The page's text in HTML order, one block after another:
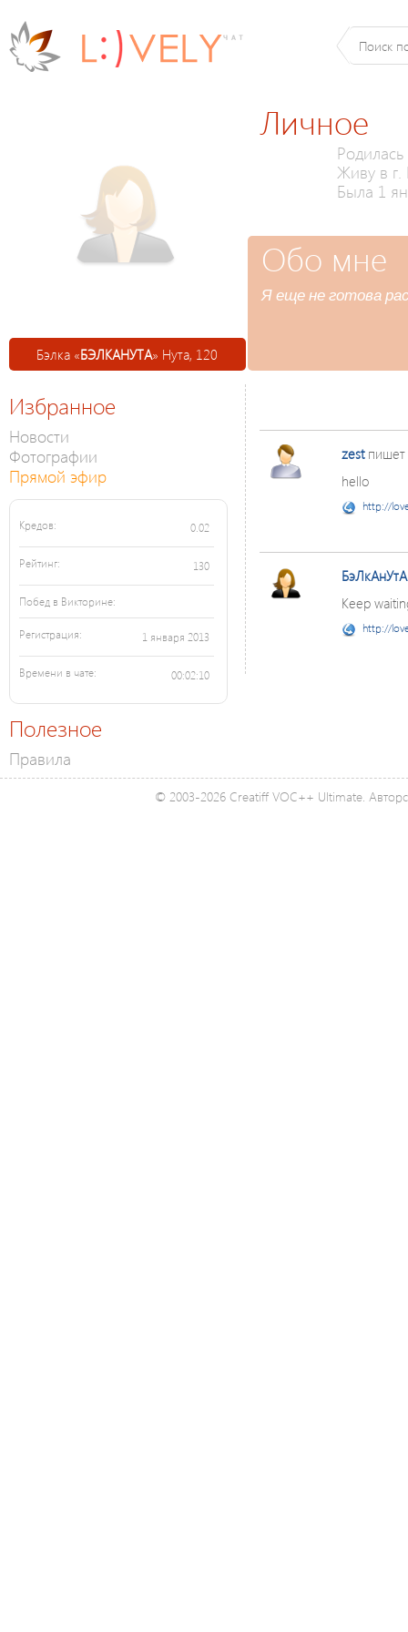
Бэлка «БЭЛКАНУТА» Нута, 120
Личное
Живу в г.
Была 1
Обо мне
Я еще не готова
Избранное
Новости
Фотографии
Прямой эфир
Кредов: 0.02
Рейтинг: 130
Побед в Викторине:
Регистрация: 1 января 2013
Времени в чате: 00:02:10
Полезное
Правила
zest
hello
http://
БэЛкАнУтА
Keep
http://
© 2003-2026 Creatiff VOC++ Ultimate.